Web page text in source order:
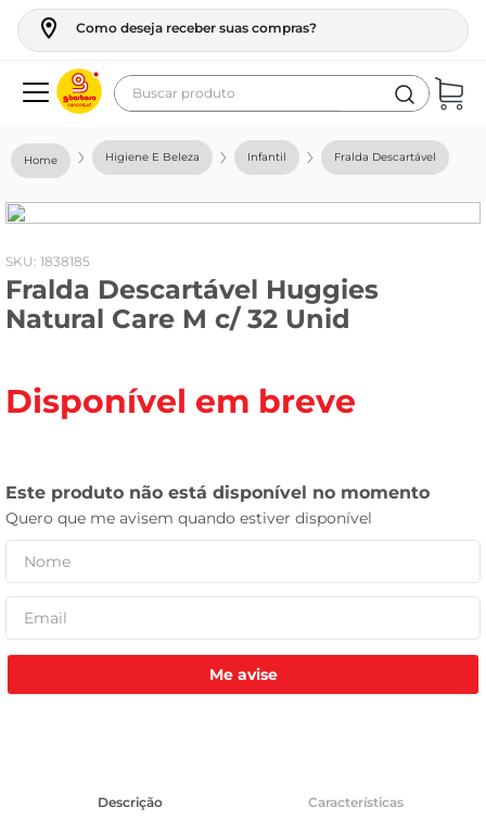
Como deseja receber suas compras?
Buscar produto
Higiene E Beleza Infantil Fralda Descartável
: 1838185
Fralda Descartável Huggies
Natural Care M c/ 32 Unid
Disponível em breve
Me avise
Descrição Características
geladeira
fogao
café
cerveja
leite
celular